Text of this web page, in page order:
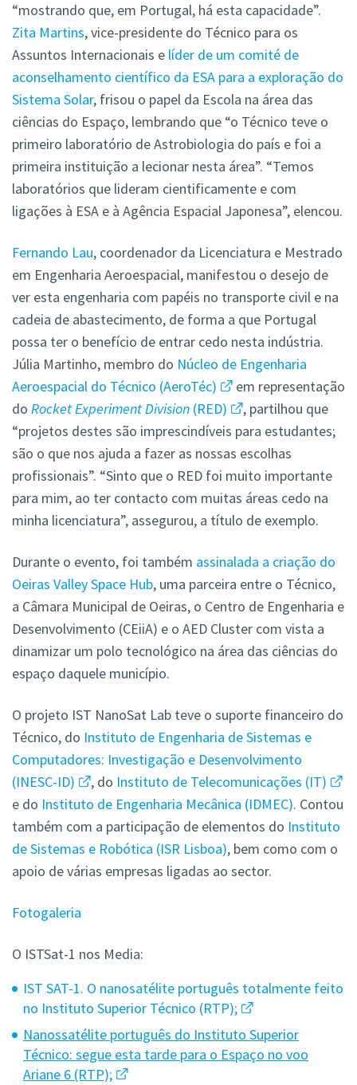
“mostrando que, em Portugal, há esta capacidade”.
Zita Martins, vice-presidente do Técnico para os
Assuntos Internacionais e líder de um comité de
aconselhamento científico da ESA para a exploração do
Sistema Solar, frisou o papel da Escola na área das
ciências do Espaço, lembrando que “o Técnico teve o
primeiro laboratório de Astrobiologia do país e foi a
primeira instituição a lecionar nesta área”. “Temos
laboratórios que lideram cientificamente e com
ligações à ESA e à Agência Espacial Japonesa”, elencou.
Fernando Lau, coordenador da Licenciatura e Mestrado
em Engenharia Aeroespacial, manifestou o desejo de
ver esta engenharia com papéis no transporte civil e na
cadeia de abastecimento, de forma a que Portugal
possa ter o benefício de entrar cedo nesta indústria.
Júlia Martinho, membro do Núcleo de Engenharia
Aeroespacial do Técnico (AeroTéc)
em representação
do Rocket Experiment Division (RED)
, partilhou que
“projetos destes são imprescindíveis para estudantes;
são o que nos ajuda a fazer as nossas escolhas
profissionais”. “Sinto que o RED foi muito importante
para mim, ao ter contacto com muitas áreas cedo na
minha licenciatura”, assegurou, a título de exemplo.
Durante o evento, foi também assinalada a criação do
Oeiras Valley Space Hub, uma parceira entre o Técnico,
a Câmara Municipal de Oeiras, o Centro de Engenharia e
Desenvolvimento (CEiiA) e o AED Cluster com vista a
dinamizar um polo tecnológico na área das ciências do
espaço daquele município.
O projeto IST NanoSat Lab teve o suporte financeiro do
Técnico, do Instituto de Engenharia de Sistemas e
Computadores: Investigação e Desenvolvimento
(INESC-ID)
, do Instituto de Telecomunicações (IT)
e do Instituto de Engenharia Mecânica (IDMEC). Contou
também com a participação de elementos do Instituto
de Sistemas e Robótica (ISR Lisboa), bem como com o
apoio de várias empresas ligadas ao sector.
Fotogaleria
O ISTSat-1 nos Media:
IST SAT-1. O nanosatélite português totalmente feito
no Instituto Superior Técnico (RTP);
Nanossatélite português do Instituto Superior
Técnico: segue esta tarde para o Espaço no voo
Ariane 6 (RTP);